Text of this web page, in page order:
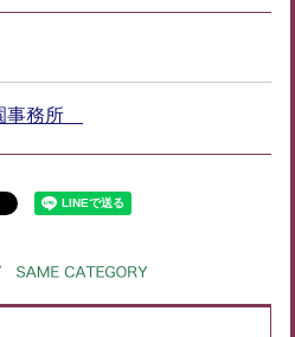
事務所